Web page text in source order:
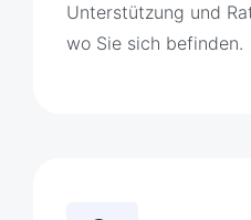
Unterstützung und
wo Sie sich befinden.